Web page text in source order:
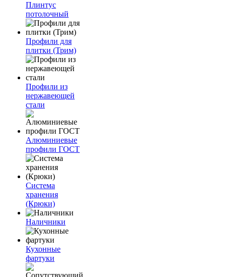
Плинтус
потолочный
Профили для
плитки (Трим)
Профили из
нержавеющей
стали
Алюминиевые
профили ГОСТ
Система
хранения
(Крюки)
Наличники
Кухонные
фартуки